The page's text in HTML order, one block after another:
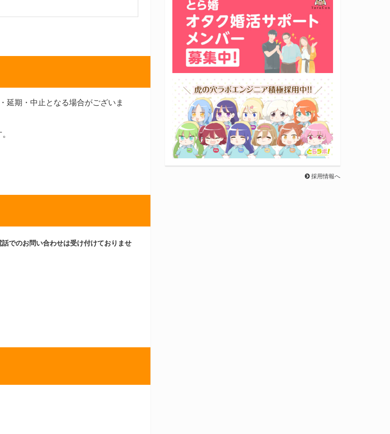
延期・中止となる場合がございま
でのお問い合わせは受け付けておりませ
採用情報へ